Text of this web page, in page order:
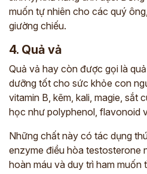
muốn tự nhiên cho các quý
giường chiếu.
4. Quả vả
Quả vả hay còn được gọi là
dưỡng tốt cho sức khỏe con
vitamin B, kẽm, kali, magie, sắt
học như polyphenol, flavonoid
Những chất này có tác dụng
enzyme điều hòa testosterone
hoàn máu và duy trì ham muốn